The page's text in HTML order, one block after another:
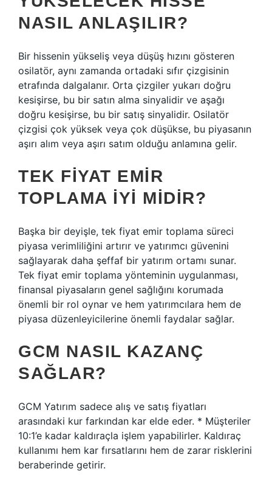
NASIL ANLAŞILIR?
Bir hissenin yükseliş veya düşüş hızını gösteren
osilatör, aynı zamanda ortadaki sıfır çizgisinin
etrafında dalgalanır. Orta çizgiler yukarı doğru
kesişirse, bu bir satın alma sinyalidir ve aşağı
doğru kesişirse, bu bir satış sinyalidir. Osilatör
çizgisi çok yüksek veya çok düşükse, bu piyasanın
aşırı alım veya aşırı satım olduğu anlamına gelir.
TEK FIYAT EMIR
TOPLAMA IYI MIDIR?
Başka bir deyişle, tek fiyat emir toplama süreci
piyasa verimliliğini artırır ve yatırımcı güvenini
sağlayarak daha şeffaf bir yatırım ortamı sunar.
Tek fiyat emir toplama yönteminin uygulanması,
finansal piyasaların genel sağlığını korumada
önemli bir rol oynar ve hem yatırımcılara hem de
piyasa düzenleyicilerine önemli faydalar sağlar.
GCM NASIL KAZANÇ
SAĞLAR?
GCM Yatırım sadece alış ve satış fiyatları
arasındaki kur farkından kar elde eder. * Müşteriler
10:1’e kadar kaldıraçla işlem yapabilirler. Kaldıraç
kullanımı hem kar fırsatlarını hem de zarar risklerini
beraberinde getirir.